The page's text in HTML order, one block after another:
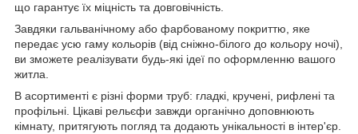
що гарантує їх міцність та довговічність.
Завдяки гальванічному або фарбованому покриттю, яке
передає усю гаму кольорів (від сніжно-білого до кольору ночі),
ви зможете реалізувати будь-які ідеї по оформленню вашого
житла.
В асортименті є різні форми труб: гладкі, кручені, рифлені та
профільні. Цікаві рельєфи завжди органічно доповнюють
кімнату, притягують погляд та додають унікальності в інтер'єр.